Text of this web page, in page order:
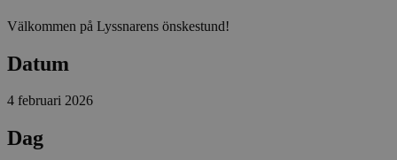
Välkommen på Lyssnarens önskestund!
Datum
4 februari 2026
Dag